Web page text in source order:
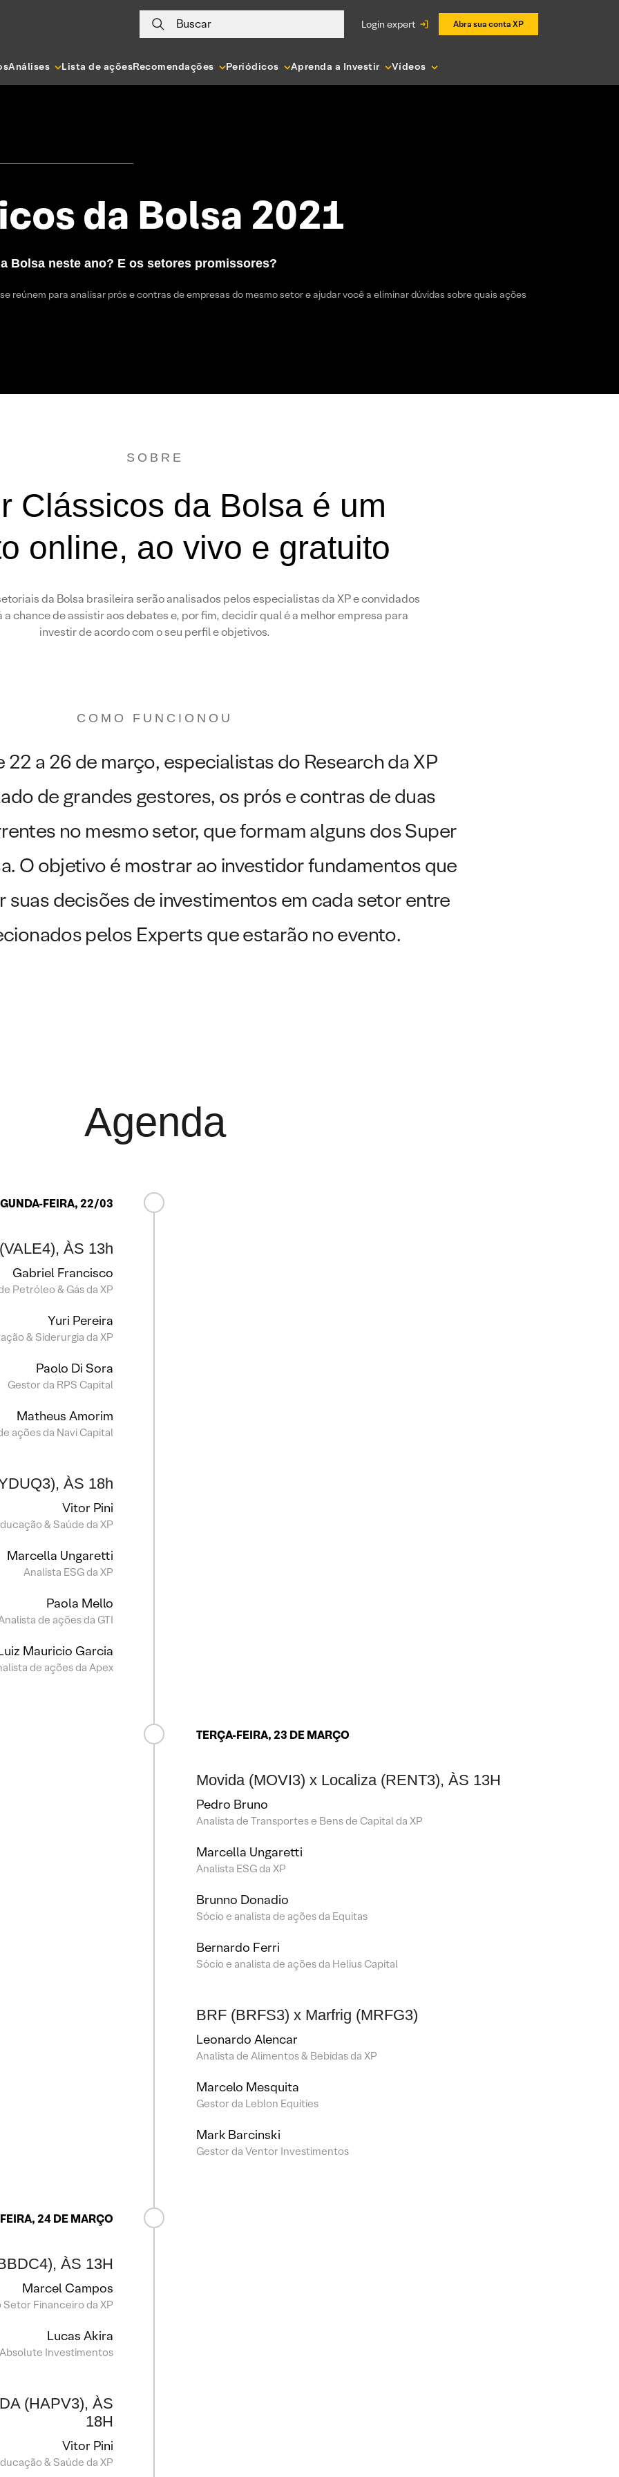
Buscar login expert Abra sua conta XP
Análises Lista de açõesRecomendações Periódicos Aprenda a Investir Vídeos
da Bolsa 2021
Bolsa neste ano? E os setores promissores?
reúnem para analisar prós e contras de empresas do mesmo setor e ajudar você a eliminar dúvidas sobre quais ações
SOBRE
Clássicos da Bolsa é um
online, ao vivo e gratuito
da Bolsa brasileira serão analisados pelos especialistas da XP e convidados
chance de assistir aos debates e, por fim, decidir qual é a melhor empresa para
investir de acordo com o seu perfil e objetivos.
COMO FUNCIONOU
22 a 26 de março, especialistas do Research da XP
de grandes gestores, os prós e contras de duas
no mesmo setor, que formam alguns dos Super
O objetivo é mostrar ao investidor fundamentos que
suas decisões de investimentos em cada setor entre
pelos Experts que estarão no evento.
Agenda
FEIRA, 22/03
ÀS 13h
Gabriel Francisco
Petróleo & Gás da XP
Yuri Pereira
& Siderurgia da XP
Paolo Di Sora
Gestor da RPS Capital
Matheus Amorim
ações da Navi Capital
ÀS 18h
Vitor Pini
& Saúde da XP
Marcella Ungaretti
Analista ESG da XP
Paola Mello
de ações da GTI
Mauricio Garcia
de ações da Apex
TERÇA-FEIRA, 23 DE MARÇO
Movida (MOVI3) x Localiza (RENT3), ÀS 13H
Pedro Bruno
Analista de Transportes e Bens de Capital da XP
Marcella Ungaretti
Analista ESG da XP
Brunno Donadio
Sócio e analista de ações da Equitas
Bernardo Ferri
Sócio e analista de ações da Helius Capital
BRF (BRFS3) x Marfrig (MRFG3)
Leonardo Alencar
Analista de Alimentos & Bebidas da XP
Marcelo Mesquita
Gestor da Leblon Equities
Mark Barcinski
Gestor da Ventor Investimentos
24 DE MARÇO
ÀS 13H
Marcel Campos
Setor Financeiro da XP
Lucas Akira
Investimentos
(HAPV3), ÀS
18H
Vitor Pini
& Saúde da XP